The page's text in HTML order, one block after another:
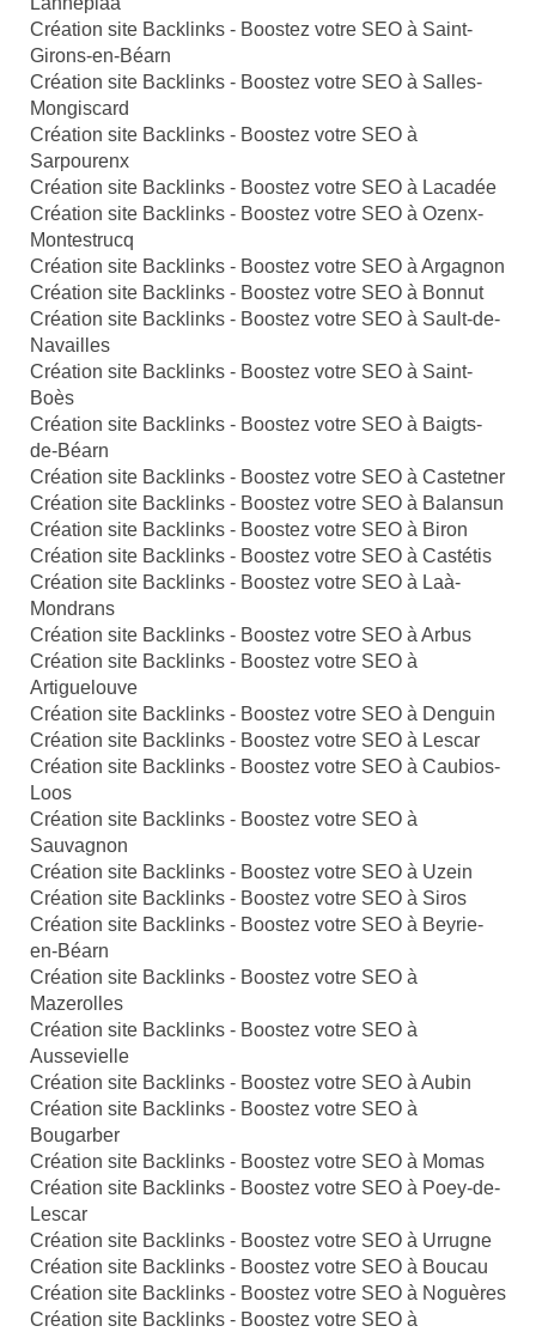
Création site Backlinks - Boostez votre SEO à Saint-
Girons-en-Béarn
Création site Backlinks - Boostez votre SEO à Salles-
Mongiscard
Création site Backlinks - Boostez votre SEO à
Sarpourenx
Création site Backlinks - Boostez votre SEO à Lacadée
Création site Backlinks - Boostez votre SEO à Ozenx-
Montestrucq
Création site Backlinks - Boostez votre SEO à Argagnon
Création site Backlinks - Boostez votre SEO à Bonnut
Création site Backlinks - Boostez votre SEO à Sault-de-
Navailles
Création site Backlinks - Boostez votre SEO à Saint-
Boès
Création site Backlinks - Boostez votre SEO à Baigts-
de-Béarn
Création site Backlinks - Boostez votre SEO à Castetner
Création site Backlinks - Boostez votre SEO à Balansun
Création site Backlinks - Boostez votre SEO à Biron
Création site Backlinks - Boostez votre SEO à Castétis
Création site Backlinks - Boostez votre SEO à Laà-
Mondrans
Création site Backlinks - Boostez votre SEO à Arbus
Création site Backlinks - Boostez votre SEO à
Artiguelouve
Création site Backlinks - Boostez votre SEO à Denguin
Création site Backlinks - Boostez votre SEO à Lescar
Création site Backlinks - Boostez votre SEO à Caubios-
Loos
Création site Backlinks - Boostez votre SEO à
Sauvagnon
Création site Backlinks - Boostez votre SEO à Uzein
Création site Backlinks - Boostez votre SEO à Siros
Création site Backlinks - Boostez votre SEO à Beyrie-
en-Béarn
Création site Backlinks - Boostez votre SEO à
Mazerolles
Création site Backlinks - Boostez votre SEO à
Aussevielle
Création site Backlinks - Boostez votre SEO à Aubin
Création site Backlinks - Boostez votre SEO à
Bougarber
Création site Backlinks - Boostez votre SEO à Momas
Création site Backlinks - Boostez votre SEO à Poey-de-
Lescar
Création site Backlinks - Boostez votre SEO à Urrugne
Création site Backlinks - Boostez votre SEO à Boucau
Création site Backlinks - Boostez votre SEO à Noguères
Création site Backlinks - Boostez votre SEO à